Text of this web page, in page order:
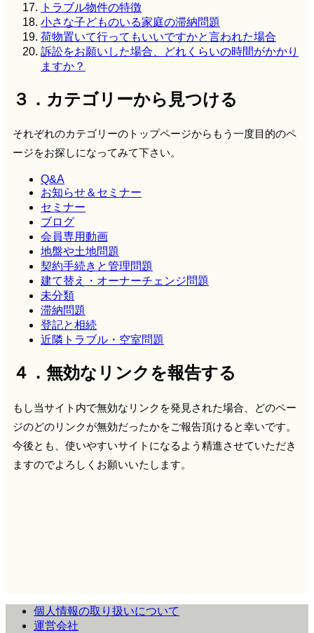
トラブル物件の特徴
小さな子どものいる家庭の滞納問題
荷物置いて行ってもいいですかと言われた場合
訴訟をお願いした場合、どれくらいの時間がかかり
ますか？
３．カテゴリーから見つける
それぞれのカテゴリーのトップページからもう一度目的のペ
ージをお探しになってみて下さい。
Q&A
お知らせ＆セミナー
セミナー
ブログ
会員専用動画
地盤や土地問題
契約手続きと管理問題
建て替え・オーナーチェンジ問題
未分類
滞納問題
登記と相続
近隣トラブル・空室問題
４．無効なリンクを報告する
もし当サイト内で無効なリンクを発見された場合、どのペー
ジのどのリンクが無効だったかをご報告頂けると幸いです。
今後とも、使いやすいサイトになるよう精進させていただき
ますのでよろしくお願いいたします。
個人情報の取り扱いについて
運営会社